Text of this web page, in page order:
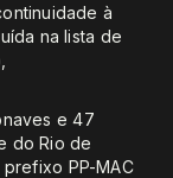
à
na lista de
e 47
do Rio de
PP-MAC